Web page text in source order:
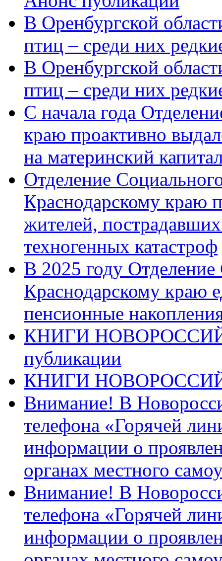
В Оренбургской
птиц – среди них
В Оренбургской
птиц – среди них
С начала года
краю проактивно
на материнский
Отделение
Краснодарскому краю
жителей,
техногенных катастроф
В 2025 году
Краснодарскому краю
пенсионные
КНИГИ
публикации
КНИГИ
Внимание! В
телефона «Горячей
информации о
органах местного
Внимание! В
телефона «Горячей
информации о